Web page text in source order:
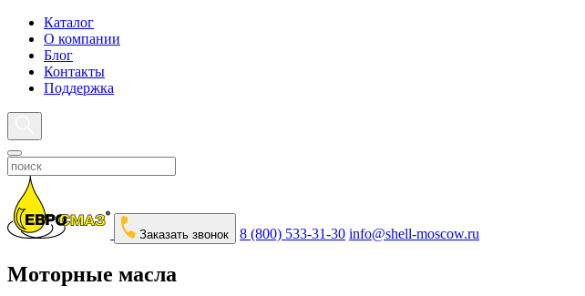
Каталог
О компании
Блог
Контакты
Поддержка
Заказать звонок 8 (800) 533-31-30 info@shell-moscow.ru
Моторные масла